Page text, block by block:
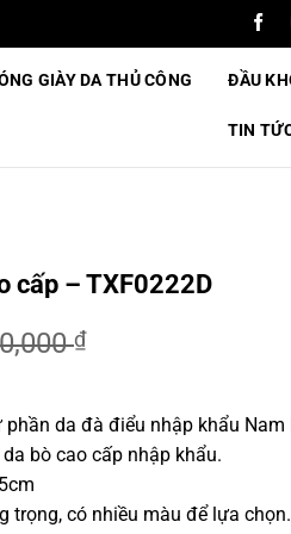
GIÀY DA THỦ CÔNG ĐẦU
TIN
cấp – TXF0222D
₫
₫.
da đà điểu nhập khẩu Nam
bò cao cấp nhập khẩu.
trọng, có nhiều màu để lựa chọn.